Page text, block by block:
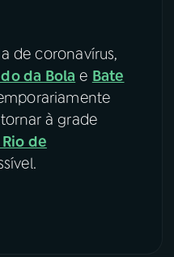
de coronavírus,
da Bola e Bate
à grade
de